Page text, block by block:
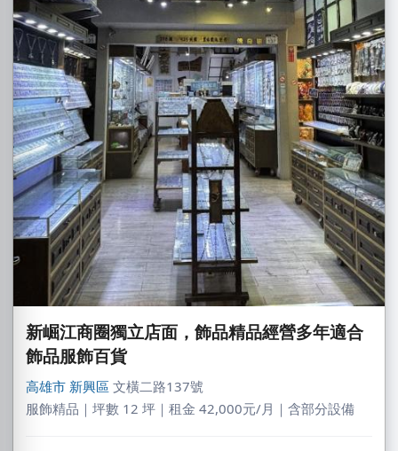
新崛江商圈獨立店面，飾品精品經營多年適合
飾品服飾百貨
高雄市 新興區 文橫二路137號
服飾精品｜坪數 12 坪｜租金 42,000元/月｜含部分設備